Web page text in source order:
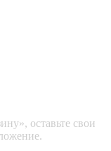
оставьте свои